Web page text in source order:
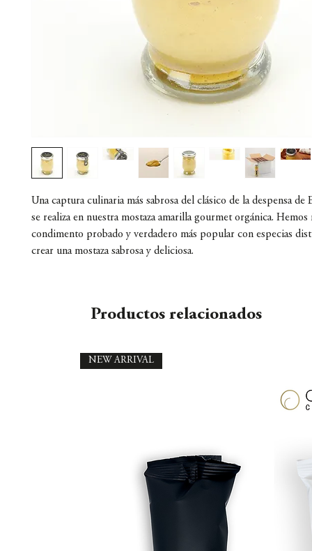
Una captura culinaria más sabrosa del clásico de la despensa de
se realiza en nuestra mostaza amarilla gourmet orgánica. Hemos
condimento probado y verdadero más popular con especias
crear una mostaza sabrosa y deliciosa.
Productos relacionados
NEW ARRIVAL